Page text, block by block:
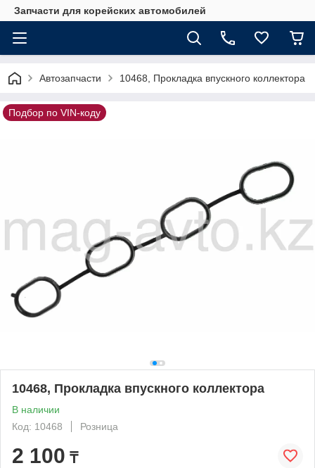
Запчасти для корейских автомобилей
Автозапчасти 10468, Прокладка впускного коллектора
Подбор по VIN-коду
10468, Прокладка впускного коллектора
В наличии
Код: 10468
Розница
2 100 ₸